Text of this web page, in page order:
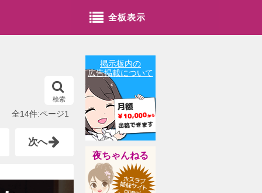
全板表示
検索
全14件:ページ1
次へ
掲示板内の
広告掲載について
夜ちゃんねる